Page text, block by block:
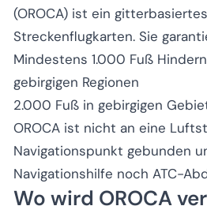
(OROCA) ist ein
Streckenflugkarten. Sie
Mindestens 1.000 Fuß
gebirgigen Regionen
2.000 Fuß in gebirgigen
OROCA ist nicht an eine
Navigationspunkt gebunden
Navigationshilfe noch ATC-
Wo wird OROCA